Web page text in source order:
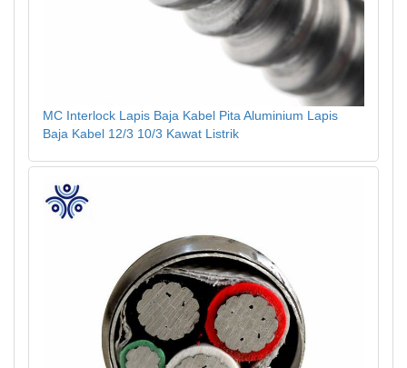
MC Interlock Lapis Baja Kabel Pita Aluminium Lapis
Baja Kabel 12/3 10/3 Kawat Listrik